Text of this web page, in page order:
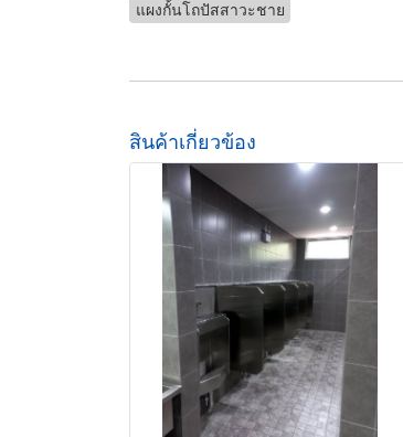
แผงกั้นโถปัสสาวะชาย
สินค้าเกี่ยวข้อง